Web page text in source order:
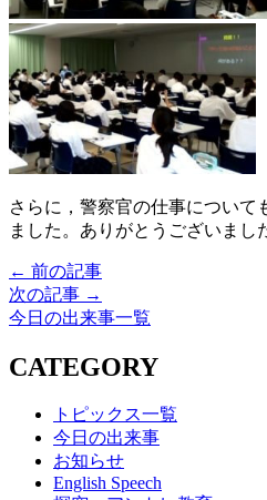
さらに，警察官の仕事について
ました。ありがとうございまし
← 前の記事
次の記事 →
今日の出来事一覧
CATEGORY
トピックス一覧
今日の出来事
お知らせ
English Speech